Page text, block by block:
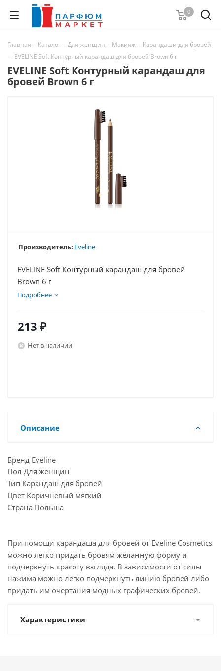
0
Главная - Каталог - Для женщин - Макияж - Карандаши для бровей
- EVELINE Soft Контурный карандаш для бровей Brown 6 г
EVELINE Soft Контурный карандаш для
бровей Brown 6 г
Производитель: Eveline
EVELINE Soft Контурный карандаш для бровей
Brown 6 г
Подробнее
213 ₽
Нет в наличии
Описание
Бренд Eveline
Пол Для женщин
Тип Карандаш для бровей
Цвет Коричневый мягкий
Страна Польша
При помощи карандаша для бровей от Eveline Cosmetics
можно легко придать бровям желанную форму и
подчеркнуть красоту взгляда. В зависимости от силы
нажима можно легко подчеркнуть линию бровей либо
придать им очертания модных графических бровей.
Характеристики